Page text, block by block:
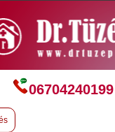
06704240199